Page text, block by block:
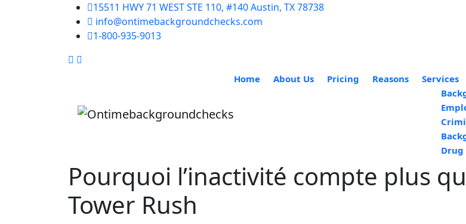
15511 HWY 71 WEST STE 110, #140 Austin, TX 78738
info@ontimebackgroundchecks.com
1-800-935-9013
Home About Us Pricing Reasons
Services
Pourquoi l’inactivité compte plus
Tower Rush